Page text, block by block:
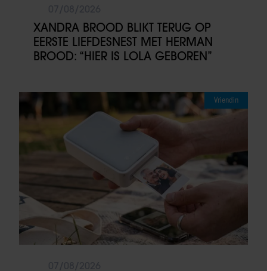
XANDRA BROOD BLIKT TERUG OP
EERSTE LIEFDESNEST MET HERMAN
BROOD: “HIER IS LOLA GEBOREN”
Vriendin